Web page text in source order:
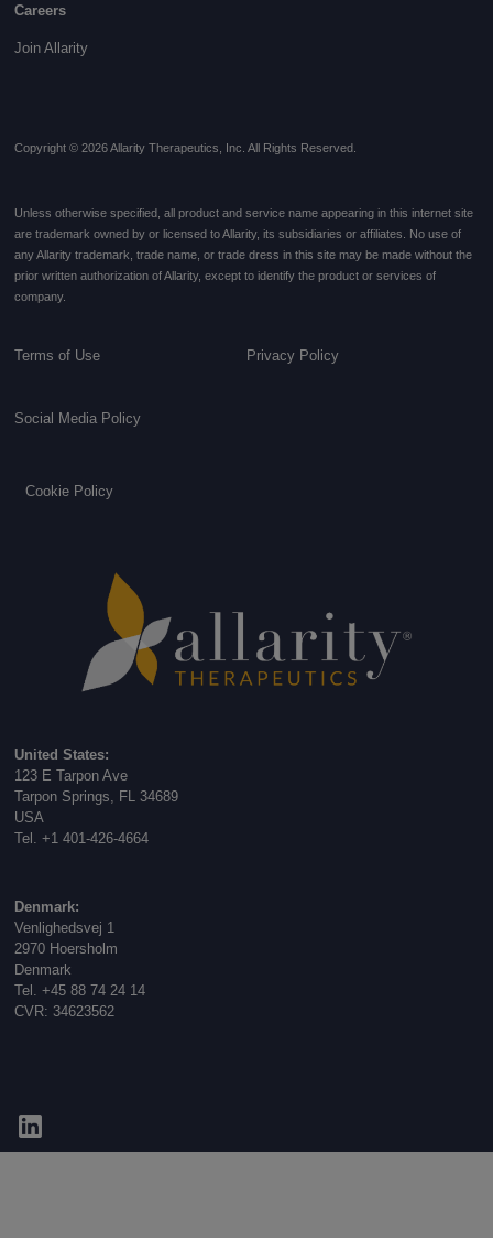
Careers
Join Allarity
Copyright © 2026 Allarity Therapeutics, Inc. All Rights Reserved.
Unless otherwise specified, all product and service name appearing in this internet site
are trademark owned by or licensed to Allarity, its subsidiaries or affiliates. No use of
any Allarity trademark, trade name, or trade dress in this site may be made without the
prior written authorization of Allarity, except to identify the product or services of
company.
Terms of Use Privacy Policy
Social Media Policy
Cookie Policy
United States:
123 E Tarpon Ave
Tarpon Springs, FL 34689
USA
Tel. +1 401-426-4664
Denmark:
Venlighedsvej 1
2970 Hoersholm
Denmark
Tel. +45 88 74 24 14
CVR: 34623562